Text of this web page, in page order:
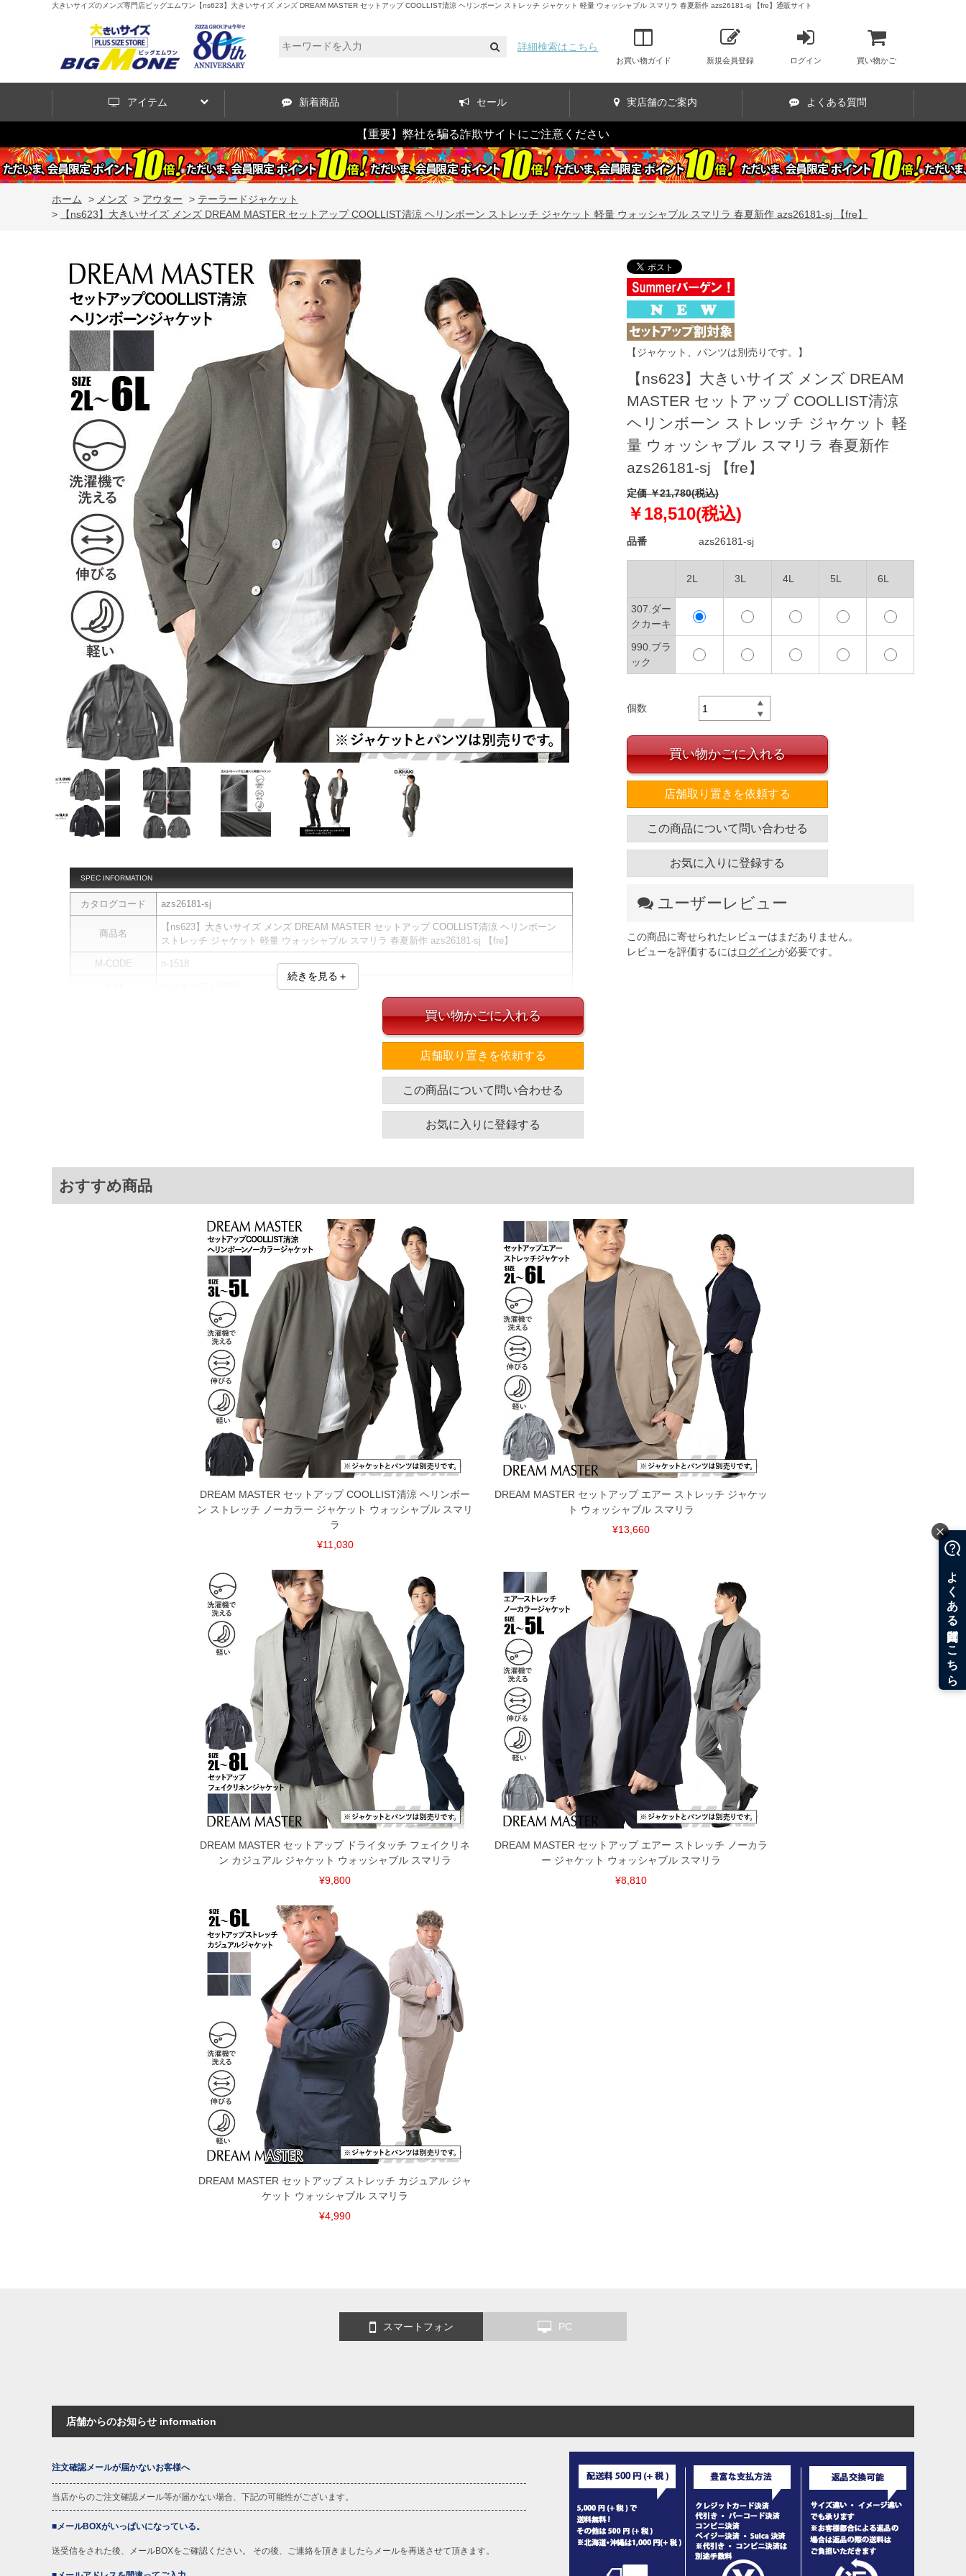
大きいサイズのメンズ専門店ビッグエムワン【ns623】大きいサイズ メンズ DREAM MASTER セットアップ COOLLIST清涼 ヘリンボーン ストレッチ ジャケット 軽量 ウォッシャブル スマリラ 春夏新作 azs26181-sj 【fre】通販サイト
詳細検索はこちら
お買い物ガイド 新規会員登録 ログイン 買い物かご
アイテム 新着商品 セール 実店舗のご案内 よくある質問
【重要】弊社を騙る詐欺サイトにご注意ください
ホーム > メンズ > アウター > テーラードジャケット
>
【ns623】大きいサイズ メンズ DREAM MASTER セットアップ COOLLIST清涼 ヘリンボーン ストレッチ ジャケット 軽量 ウォッシャブル スマリラ 春夏新作 azs26181-sj 【fre】
SPEC INFORMATION
カタログコード azs26181-sj
商品名
【ns623】大きいサイズ メンズ DREAM MASTER セットアップ COOLLIST清涼 ヘリンボーン
ストレッチ ジャケット 軽量 ウォッシャブル スマリラ 春夏新作 azs26181-sj 【fre】
M-CODE n-1518
同素材のパンツ(azs26181-sp)とセットでのコーディネートがオススメです。
胸囲 着丈
124 74
4L
5L 56 65.5 142 80
58 66.5 148
82
単位はcm
※商品によって若干のサイズの誤差がございます。また、お客様がご使用の環境（コンピュータ画
面）によって、商品の色味が若干異なる場合がございます。予めご了承ください。
※上記サイズが実際の商品に付いているタグのサイズ表記と異なる場合があります。お取り扱い前に
商品付属タグの記載もご確認下さい。
※当店での掲載商品は、実店鋪と在庫を共用しておりますので店頭での売り違い、店舗からのお取り
寄せ等により、お客様にご迷惑をお掛けしてしまう場合がございます。そのようなことがない様最大
限に努めておりますが、もしあった場合速やかにご連絡させて頂きますので予めご了承ください。
※【ボトムの裾上げをご希望の場合】
裾上げ料金は500円+税となります。
備考欄に股下●cmとご記入下さい。（裾上げ無料対象商品は1本につき税込6,000円以上の品が対象。
1本5,999円以下の商品は有料（500円+税）となります。）
出荷まで約1週間～20日間程お時間を頂く場合がございます。
尚、裾上げした商品は返品・交換不可となりますので、予めご了承下さい。
一部、お直しに対応出来ない商品がございます。(例：裾にファスナーや調節ひもが付いている、極
端なデザインが施されている等)
返品交換希望の方は、商品到着後1週間以内にご連絡ください。
下着(肌着)やワイシャツは商品の性質上、返品交換不可とさせて頂いております。予めご了承くださ
続きを見る＋
【ジャケット、パンツは別売りです。】
【ns623】大きいサイズ メンズ DREAM
MASTER セットアップ COOLLIST清涼
ヘリンボーン ストレッチ ジャケット 軽
量 ウォッシャブル スマリラ 春夏新作
azs26181-sj 【fre】
定価 ￥21,780(税込)
￥18,510(税込)
品番 azs26181-sj
2L 3L 4L 5L 6L
307.ダー
クカーキ
990.ブラ
ック
個数
買い物かごに入れる
店舗取り置きを依頼する
この商品について問い合わせる
お気に入りに登録する
ユーザーレビュー
この商品に寄せられたレビューはまだありません。
レビューを評価するにはログインが必要です。
買い物かごに入れる
店舗取り置きを依頼する
この商品について問い合わせる
お気に入りに登録する
おすすめ商品
DREAM MASTER セットアップ COOLLIST清涼 ヘリンボー
ン ストレッチ ノーカラー ジャケット ウォッシャブル スマリ
ラ
¥11,030
DREAM MASTER セットアップ エアー ストレッチ ジャケッ
ト ウォッシャブル スマリラ
¥13,660
DREAM MASTER セットアップ ドライタッチ フェイクリネ
ン カジュアル ジャケット ウォッシャブル スマリラ
¥9,800
DREAM MASTER セットアップ エアー ストレッチ ノーカラ
ー ジャケット ウォッシャブル スマリラ
¥8,810
DREAM MASTER セットアップ ストレッチ カジュアル ジャ
ケット ウォッシャブル スマリラ
¥4,990
スマートフォン PC
店舗からのお知らせ information
注文確認メールが届かないお客様へ
当店からのご注文確認メール等が届かない場合、下記の可能性がございます。
■メールBOXがいっぱいになっている。
送受信をされた後、メールBOXをご確認ください。 その後、ご連絡を頂きましたらメールを再送させて頂きます。